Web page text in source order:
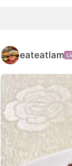
eateatlam